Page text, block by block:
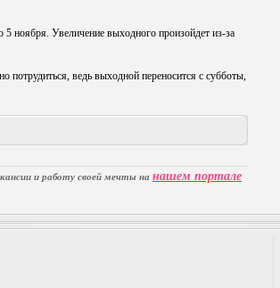
ноября. Увеличение выходного произойдет из-за
ведь выходной переносится с субботы,
и работу своей мечты на нашем портале